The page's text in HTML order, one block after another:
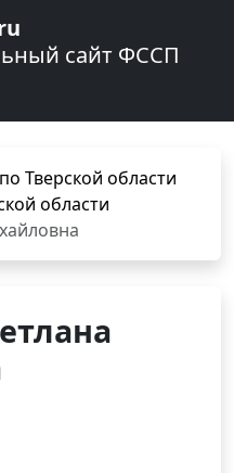
сайт ФССП
Тверской области
области